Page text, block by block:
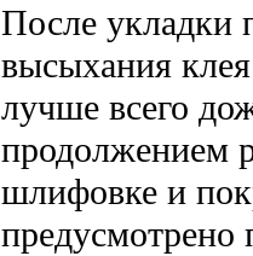
После укладки
высыхания
лучше всего
продолжением
шлифовке и
предусмотрено